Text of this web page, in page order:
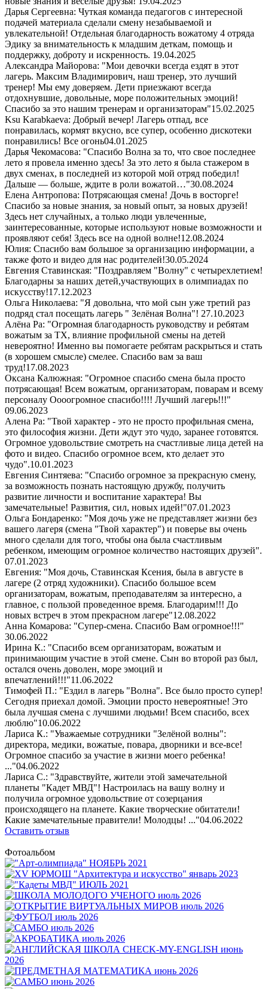
Дарья Сергеевна: Чуткая команда педагогов с интересной
подачей материала сделали смену незабываемой и
увлекательной! Отдельная благодарность вожатому 4 отряда
Эдику за внимательность к младшим деткам, помощь и
поддержку, доброту и искренность. 19.04.2025
Александра Майорова: "Мои девочки всегда ездят в этот
лагерь. Максим Владимирович, наш тренер, это лучший
тренер! Мы ему доверяем. Дети приезжают всегда
отдохнувшие, довольные, море положительных эмоций!
Спасибо за это нашим тренерам и организаторам"15.02.2025
Ksu Karabkaeva: Добрый вечер! Лагерь отпад, все
понравилась, кормят вкусно, все супер, особенно дискотеки
понравились! Все огонь04.01.2025
Дарья Чекомасова: "Спасибо Волна за то, что свое последнее
лето я провела именно здесь! За это лето я была стажером в
двух сменах, в последней из которой мой отряд победил!
Дальше — больше, ждите в роли вожатой…"30.08.2024
Елена Антропова: Потрясающая смена! Дочь в восторге!
Спасибо за новые знания, за новый опыт, за новых друзей!
Здесь нет случайных, а только люди увлеченные,
заинтересованные, которые используют новые возможности и
проявляют себя! Здесь все на одной волне!12.08.2024
Юлия: Спасибо вам большое за организацию информации, а
также фото и видео для нас родителей!30.05.2024
Евгения Ставинская: "Поздравляем "Волну" с четырехлетием!
Благодарны за наших детей,участвующих в олимпиадах по
искусству!17.12.2023
Ольга Николаева: "Я довольна, что мой сын уже третий раз
подряд стал посещать лагерь " Зелёная Волна"! 27.10.2023
Алёна Ра: "Огромная благодарность руководству и ребятам
вожатым за ТХ, влияние профильной смены на детей
невероятно! Именно вы помогаете ребятам раскрыться и стать
(в хорошем смысле) смелее. Спасибо вам за ваш
труд!17.08.2023
Оксана Калюжная: "Огромное спасибо смена была просто
потрясающая! Всем вожатым, организаторам, поварам и всему
персоналу Оооогромное спасибо!!!! Лучший лагерь!!!"
09.06.2023
Алена Ра: "Твой характер - это не просто профильная смена,
это философия жизни. Дети ждут это чудо, заранее готовятся.
Огромное удовольствие смотреть на счастливые лица детей на
фото и видео. Спасибо огромное всем, кто делает это
чудо".10.01.2023
Евгения Синтяева: "Спасибо огромное за прекрасную смену,
за возможность познать настоящую дружбу, получить
развитие личности и воспитание характера! Вы
замечательные! Развития, сил, новых идей!"07.01.2023
Ольга Бондаренко: "Моя дочь уже не представляет жизни без
вашего лагеря (смена "Твой характер") и поверье вы очень
много сделали для того, чтобы она была счастливым
ребенком, имеющим огромное количество настоящих друзей".
07.01.2023
Евгения: "Моя дочь, Ставинская Ксения, была в августе в
лагере (2 отряд художники). Спасибо большое всем
организаторам, вожатым, преподавателям за интересно, а
главное, с пользой проведенное время. Благодарим!!! До
новых встреч в этом прекрасном лагере"12.08.2022
Анна Комарова: "Супер-смена. Спасибо Вам огромное!!!"
30.06.2022
Ирина К.: "Спасибо всем организаторам, вожатым и
принимающим участие в этой смене. Сын во второй раз был,
остался очень доволен, море эмоций и
впечатлений!!!"11.06.2022
Тимофей П.: "Ездил в лагерь "Волна". Все было просто супер!
Сегодня приехал домой. Эмоции просто невероятные! Это
была лучшая смена с лучшими людьми! Всем спасибо, всех
люблю"10.06.2022
Лариса К.: "Уважаемые сотрудники "Зелёной волны":
директора, медики, вожатые, повара, дворники и все-все!
Огромное спасибо за участие в жизни моего ребенка!
..."04.06.2022
Лариса С.: "Здравствуйте, жители этой замечательной
планеты "Кадет МВД"! Настроилась на вашу волну и
получила огромное удовольствие от созерцания
происходящего на планете. Какие творческие обитатели!
Какие замечательные правители! Молодцы! ..."04.06.2022
Оставить отзыв
Фотоальбом